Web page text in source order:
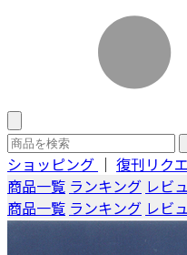
ショッピング ｜ 復刊リク
商品一覧 ランキング レビ
商品一覧 ランキング レビ